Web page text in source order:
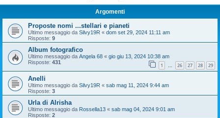
Argomenti
Proposte nomi ...stellari e pianeti
Ultimo messaggio da Silvy19R « dom set 29, 2024 11:11 am
Risposte: 9
Album fotografico
Ultimo messaggio da Angela 68 « gio giu 13, 2024 10:38 am
Risposte: 431 1 … 26 27 28 29
Anelli
Ultimo messaggio da Silvy19R « sab mag 11, 2024 9:44 am
Risposte: 3
Urla di Alrisha
Ultimo messaggio da Rossella13 « sab mag 04, 2024 9:01 am
Risposte: 2